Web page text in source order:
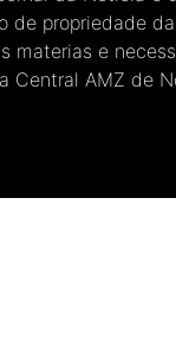
de propriedade
materias e
Central AMZ de